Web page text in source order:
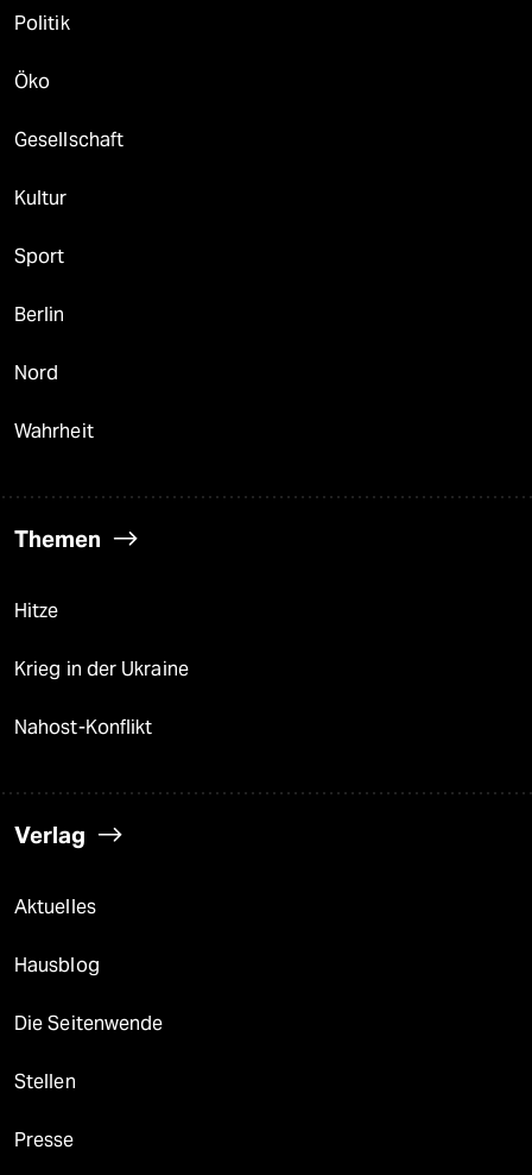
Politik
Öko
Gesellschaft
Kultur
Sport
Berlin
Nord
Wahrheit
Themen
Hitze
Krieg in der Ukraine
Nahost-Konflikt
Verlag
Aktuelles
Hausblog
Die Seitenwende
Stellen
Presse